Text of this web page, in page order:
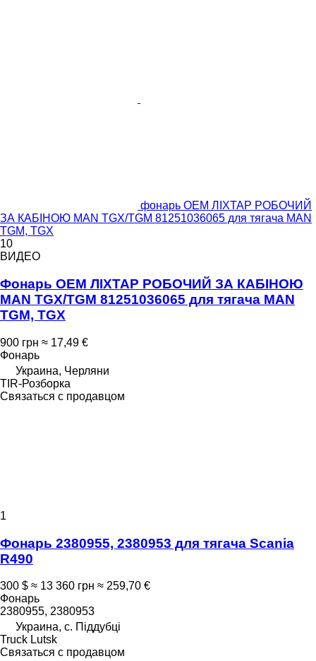
фонарь OEM ЛІХТАР РОБОЧИЙ
ЗА КАБІНОЮ MAN TGX/TGM 81251036065 для тягача MAN
TGM, TGX
10
ВИДЕО
Фонарь OEM ЛІХТАР РОБОЧИЙ ЗА КАБІНОЮ
MAN TGX/TGM 81251036065 для тягача MAN
TGM, TGX
900 грн ≈ 17,49 €
Фонарь
Украина, Черляни
TIR-Розборка
Связаться с продавцом
1
Фонарь 2380955, 2380953 для тягача Scania
R490
300 $ ≈ 13 360 грн ≈ 259,70 €
Фонарь
2380955, 2380953
Украина, с. Піддубці
Truck Lutsk
Связаться с продавцом